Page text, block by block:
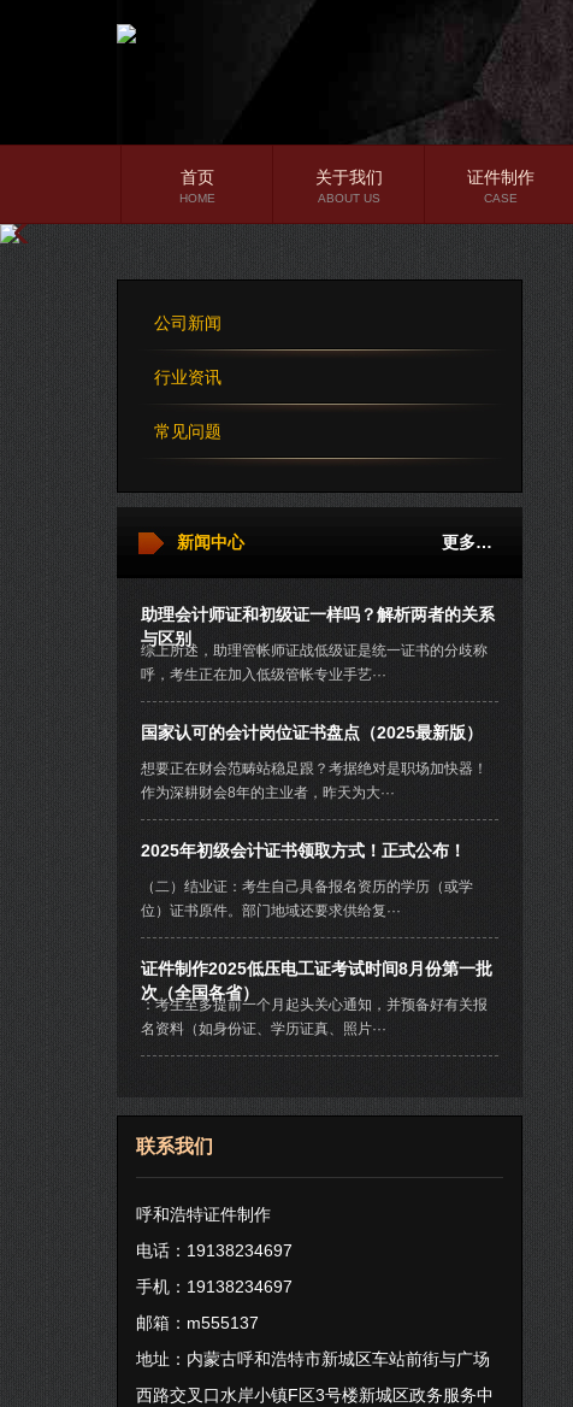
首页
HOME
关于我们
ABOUT US
证件制作
CASE
公司新闻
行业资讯
常见问题
更多…
新闻中心
助理会计师证和初级证一样吗？解析两者的关系
与区别
综上所述，助理管帐师证战低级证是统一证书的分歧称
呼，考生正在加入低级管帐专业手艺···
国家认可的会计岗位证书盘点（2025最新版）
想要正在财会范畴站稳足跟？考据绝对是职场加快器！
作为深耕财会8年的主业者，昨天为大···
2025年初级会计证书领取方式！正式公布！
（二）结业证：考生自己具备报名资历的学历（或学
位）证书原件。部门地域还要求供给复···
证件制作2025低压电工证考试时间8月份第一批
次（全国各省）
：考生至多提前一个月起头关心通知，并预备好有关报
名资料（如身份证、学历证真、照片···
联系我们
呼和浩特证件制作
电话：19138234697
手机：19138234697
邮箱：m555137
地址：内蒙古呼和浩特市新城区车站前街与广场
西路交叉口水岸小镇F区3号楼新城区政务服务中